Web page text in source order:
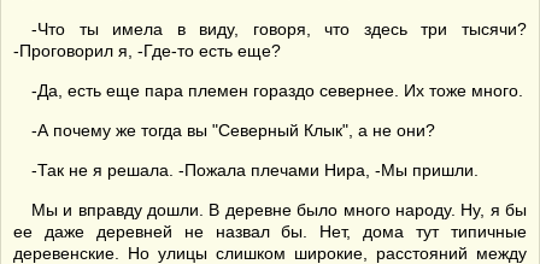
-Что ты имела в виду, говоря, что здесь три тысячи?
-Проговорил я, -Где-то есть еще?
-Да, есть еще пара племен гораздо севернее. Их тоже много.
-А почему же тогда вы "Северный Клык", а не они?
-Так не я решала. -Пожала плечами Нира, -Мы пришли.
Мы и вправду дошли. В деревне было много народу. Ну, я бы
ее даже деревней не назвал бы. Нет, дома тут типичные
деревенские. Но улицы слишком широкие, расстояний между